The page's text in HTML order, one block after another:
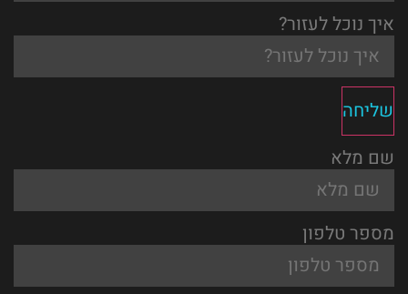
איך נוכל לעזור?
שליחה
שם מלא
מספר טלפון